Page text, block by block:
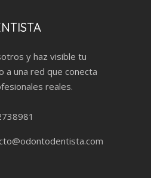
y haz visible tu
a una red que conecta
reales.